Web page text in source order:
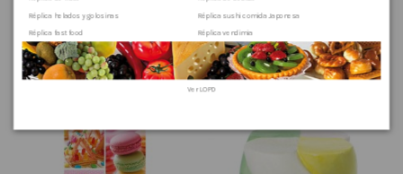
Chupa chups rosa/multicolor con
virutas dulces Ø 25cm 90cm
Imitación Chupa chups azul/rosa
con virutas de colores Ø 25cm
90cm
Réplica helados y golosinas Réplica sushi comida Japonesa
Réplica fast food Réplica vendimia
VerLOPD